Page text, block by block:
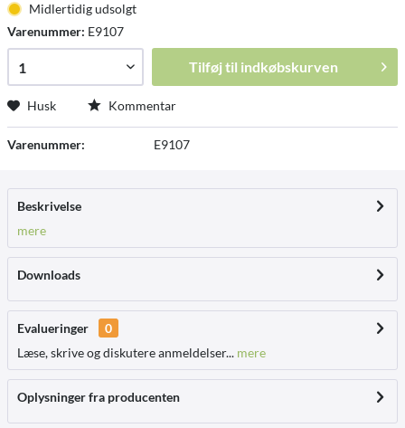
Midlertidig udsolgt
Varenummer: E9107
Tilføj til indkøbskurven
Husk Kommentar
Varenummer: E9107
Beskrivelse
mere
Downloads
Evalueringer
0
Læse, skrive og diskutere anmeldelser... mere
Oplysninger fra producenten